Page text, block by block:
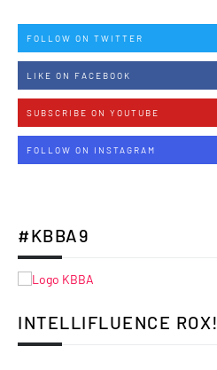
FOLLOW ON TWITTER
LIKE ON FACEBOOK
SUBSCRIBE ON YOUTUBE
FOLLOW ON INSTAGRAM
#KBBA9
INTELLIFLUENCE ROX!